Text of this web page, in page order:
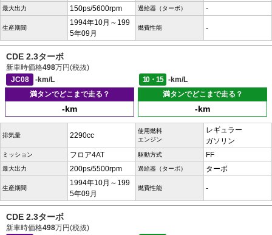
最大出力 150ps/5600rpm 過給器（ターボ） -
生産期間
1994年10月～199
5年09月
燃費性能 -
CDE 2.3ターボ
新車時価格498万円(税抜)
JC08
-km/L 10・15
-km/L
満タンでどこまで走る？
-km
満タンでどこまで走る？
-km
排気量 2290cc
使用燃料
エンジン
レギュラー
ガソリン
ミッション フロア4AT 駆動方式 FF
最大出力 200ps/5500rpm 過給器（ターボ） ターボ
生産期間
1994年10月～199
5年09月
燃費性能 -
CDE 2.3ターボ
新車時価格498万円(税抜)